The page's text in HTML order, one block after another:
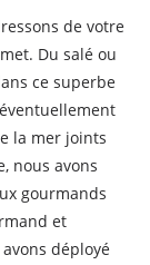
de votre
Du salé ou
ce superbe
la mer joints
nous avons
gourmands
et
déployé